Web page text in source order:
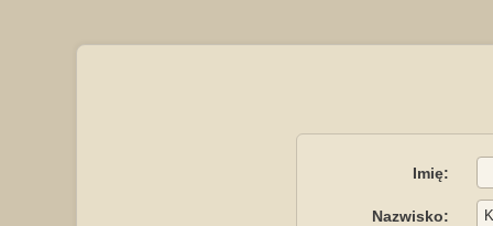
Imię:
Nazwisko: